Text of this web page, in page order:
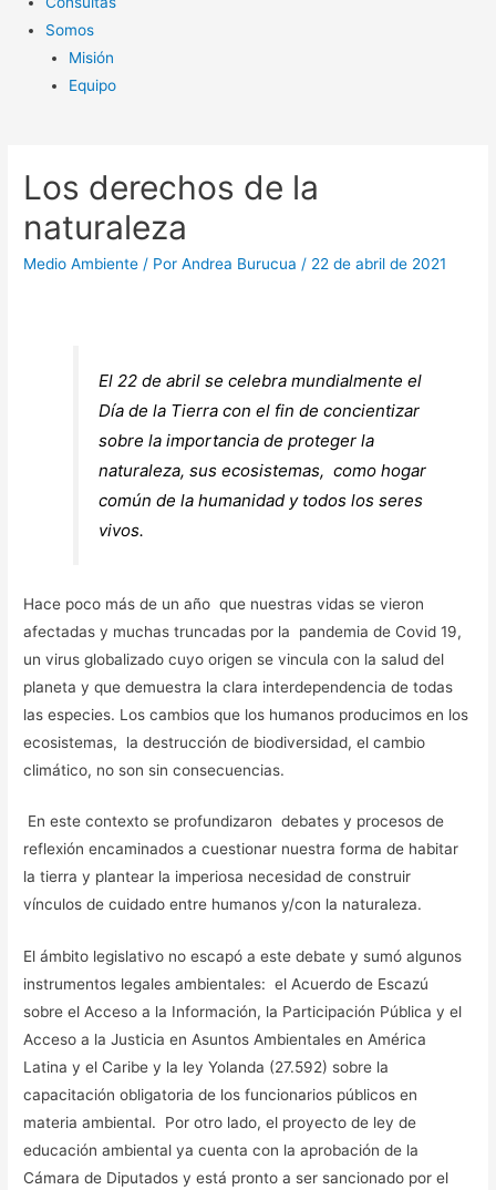
Somos
Misión
Equipo
Los derechos de la
naturaleza
Medio Ambiente / PorAndrea Burucua / 22 de abril de 2021
El 22 de abril se celebra mundialmente el
Día de la Tierra con el fin de concientizar
sobre la importancia de proteger la
naturaleza, sus ecosistemas, como hogar
común de la humanidad y todos los seres
vivos.
Hace poco más de un año que nuestras vidas se vieron
afectadas y muchas truncadas por la pandemia de Covid 19,
un virus globalizado cuyo origen se vincula con la salud del
planeta y que demuestra la clara interdependencia de todas
las especies. Los cambios que los humanos producimos en los
ecosistemas, la destrucción de biodiversidad, el cambio
climático, no son sin consecuencias.
En este contexto se profundizaron debates y procesos de
reflexión encaminados a cuestionar nuestra forma de habitar
la tierra y plantear la imperiosa necesidad de construir
vínculos de cuidado entre humanos y/con la naturaleza.
El ámbito legislativo no escapó a este debate y sumó algunos
instrumentos legales ambientales: el Acuerdo de Escazú
sobre el Acceso a la Información, la Participación Pública y el
Acceso a la Justicia en Asuntos Ambientales en América
Latina y el Caribe y la ley Yolanda (27.592) sobre la
capacitación obligatoria de los funcionarios públicos en
materia ambiental. Por otro lado, el proyecto de ley de
educación ambiental ya cuenta con la aprobación de la
Cámara de Diputados y está pronto a ser sancionado por el